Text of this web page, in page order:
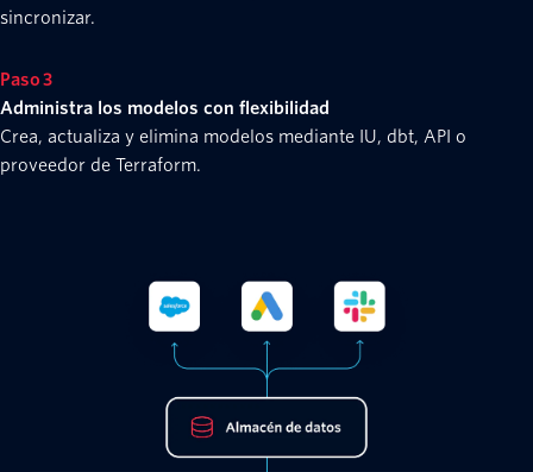
sincronizar.
Paso 3
Administra los modelos con flexibilidad
Crea, actualiza y elimina modelos mediante IU, dbt, API o
proveedor de Terraform.